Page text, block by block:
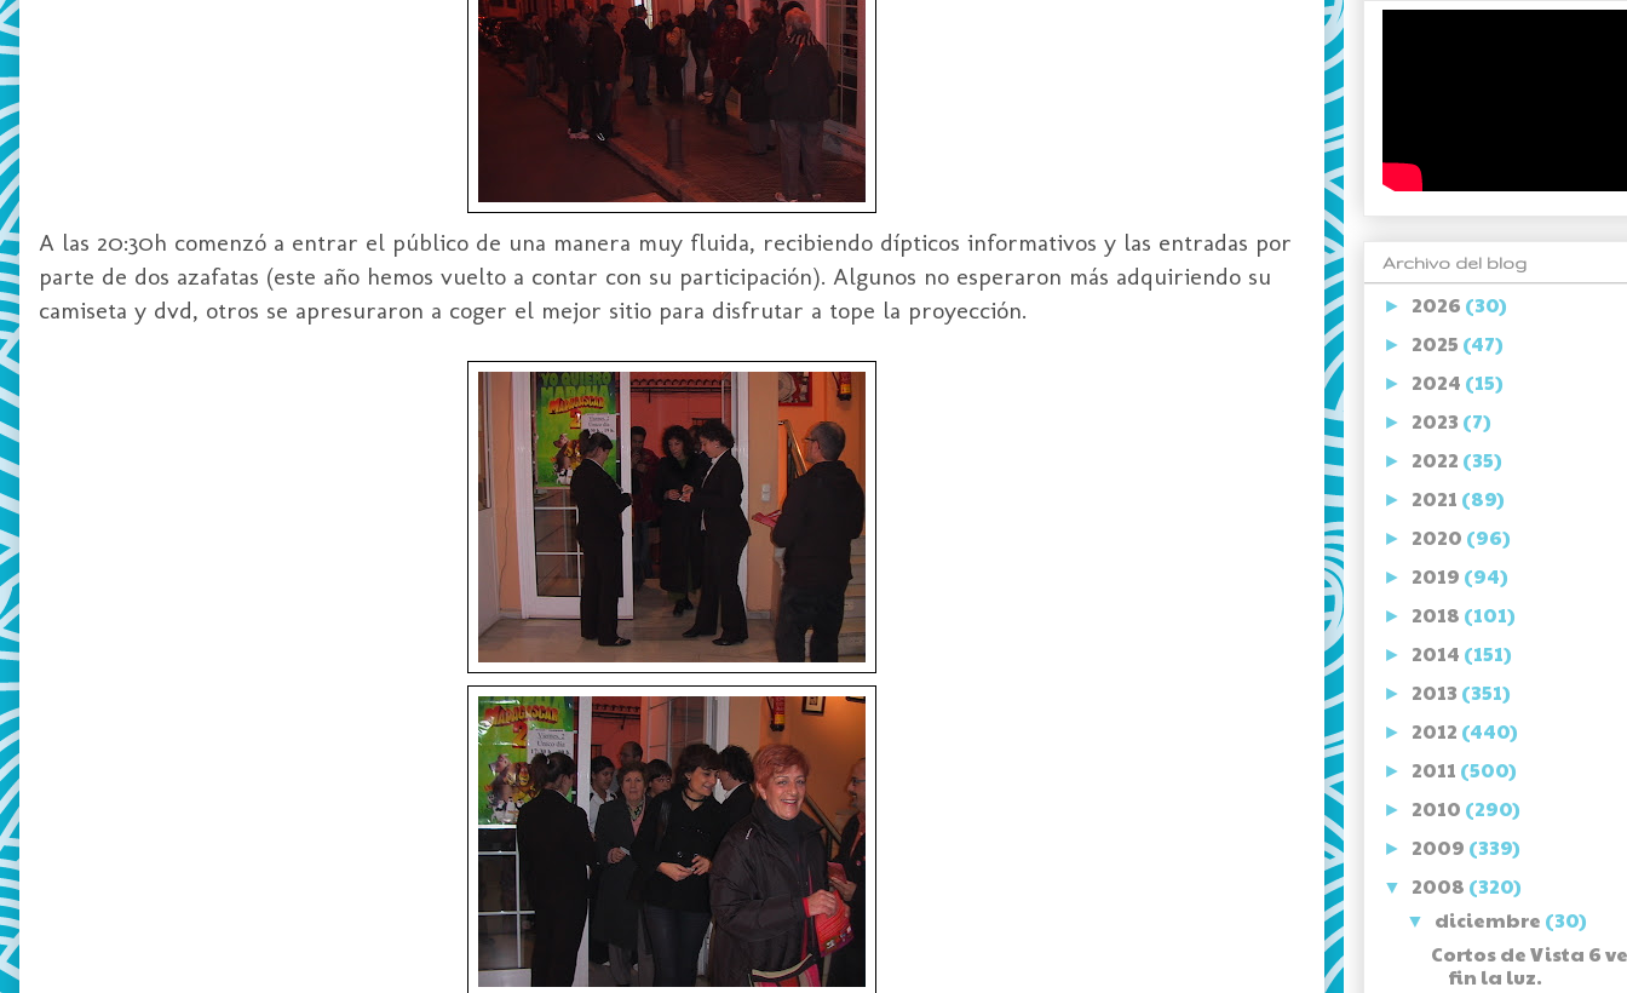
A las 20:30h comenzó a entrar el público de una manera muy fluida, recibiendo dípticos informativos y las entradas por
parte de dos azafatas (este año hemos vuelto a contar con su participación). Algunos no esperaron más adquiriendo su
camiseta y dvd, otros se apresuraron a coger el mejor sitio para disfrutar a tope la proyección.
Archivo del blog
► 2026 (30)
► 2025 (47)
► 2024 (15)
► 2023 (7)
► 2022 (35)
► 2021 (89)
► 2020 (96)
► 2019 (94)
► 2018 (101)
► 2014 (151)
► 2013 (351)
► 2012 (440)
► 2011 (500)
► 2010 (290)
► 2009 (339)
▼ 2008 (320)
▼ diciembre (30)
Cortos de Vista 6
fin la luz.